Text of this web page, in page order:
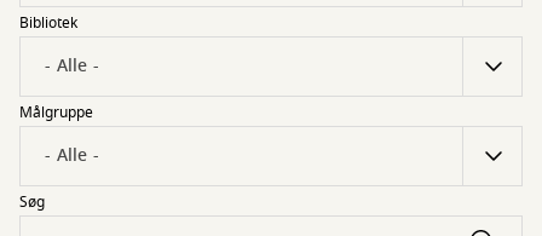
Bibliotek
Målgruppe
Søg